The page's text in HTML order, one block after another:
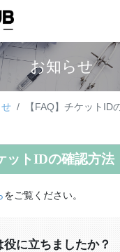
お知らせ
【FAQ】チケット
ットIDの確認方
をご覧ください。
役に立ちましたか？